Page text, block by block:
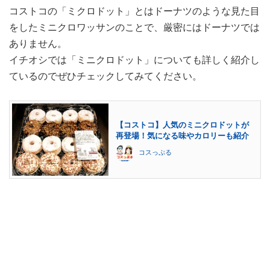
コストコの「ミクロドット」とはドーナツのような見た目
をしたミニクロワッサンのことで、厳密にはドーナツでは
ありません。
イチオシでは「ミニクロドット」についても詳しく紹介し
ているのでぜひチェックしてみてください。
【コストコ】人気のミニクロドットが
再登場！気になる味やカロリーも紹介
コスっぷる